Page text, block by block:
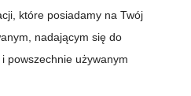
które posiadamy na Twój
nadającym się do
powszechnie używanym